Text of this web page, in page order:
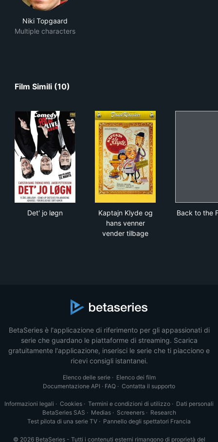
Niki Topgaard
Multiple characters
Film Simili (10)
Det' jo løgn
Kaptajn Klyde og
hans venner
vender tilbage
Back to the
BetaSeries è l'applicazione di riferimento per gli appassionati di
serie che guardano le piattaforme di streaming. Scarica
gratuitamente l'applicazione, inserisci le serie che ti piacciono e
ricevi consigli istantanei.
Elenco delle serie· Elenco dei film
Documentazione API · FAQ · Contatta il supporto
Informazioni legali · Cookies · Termini e condizioni di utilizzo · Dati personali
BetaSeries SAS · Medias· Screeners· Research
Test pilota di una serie TV · Pannello degli spettatori Francia
© 2026 BetaSeries - Tutti i contenuti esterni rimangono di proprietà del